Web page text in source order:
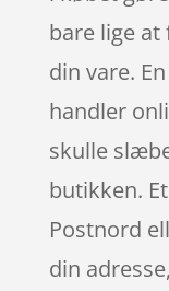
bare lige
din vare.
handler
skulle
butikken.
Postnord
din